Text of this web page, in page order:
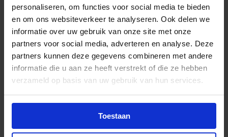
personaliseren, om functies voor social media te bieden
en om ons websiteverkeer te analyseren. Ook delen we
informatie over uw gebruik van onze site met onze
partners voor social media, adverteren en analyse. Deze
partners kunnen deze gegevens combineren met andere
informatie die u aan ze heeft verstrekt of die ze hebben
verzameld op basis van uw gebruik van hun services.
Toestaan
het VTO aanvraagformulier.
Stap 1:Download het VTO-formulier, kruis aan welke
cursussen je wilt certificeren.
Stap 2: Vul op de website van het CBR het
aanvraagformulier in en download deze.
Stap 3: Mail het CBR- én het VTO-aanvraagformulier
naarccv.certificering@cbr.nlen zetinfo@vekabest.nl
in de cc.
Nog geen (nascholings)klant? Neem contact met ons op: